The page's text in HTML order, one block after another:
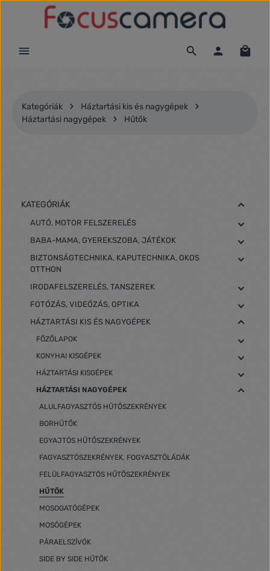
Ugrás a fő tartalomra
Kategóriák
Háztartási kis és nagygépek
Háztartási nagygépek
Hűtők
KATEGÓRIÁK
AUTÓ, MOTOR FELSZERELÉS
BABA-MAMA, GYEREKSZOBA, JÁTÉKOK
BIZTONSÁGTECHNIKA, KAPUTECHNIKA, OKOS
OTTHON
IRODAFELSZERELÉS, TANSZEREK
FOTÓZÁS, VIDEÓZÁS, OPTIKA
HÁZTARTÁSI KIS ÉS NAGYGÉPEK
FŐZŐLAPOK
KONYHAI KISGÉPEK
HÁZTARTÁSI KISGÉPEK
HÁZTARTÁSI NAGYGÉPEK
ALULFAGYASZTÓS HŰTŐSZEKRÉNYEK
BORHŰTŐK
EGYAJTÓS HŰTŐSZEKRÉNYEK
FAGYASZTÓSZEKRÉNYEK, FOGYASZTÓLÁDÁK
FELÜLFAGYASZTÓS HŰTŐSZEKRÉNYEK
HŰTŐK
MOSOGATÓGÉPEK
MOSÓGÉPEK
PÁRAELSZÍVÓK
SIDE BY SIDE HŰTŐK